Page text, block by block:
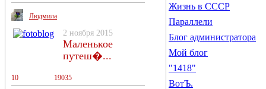
Людмила
2 ноября 2015
Маленькое
путеш�...
10 19035
Жизнь в СССР
Параллели
Блог администратора
Мой блог
"1418"
ВотЪ.